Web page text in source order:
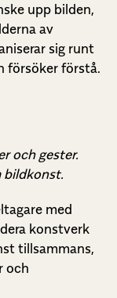
upp bilden,
av
sig runt
försöker förstå.
och gester.
bildkonst.
med
konstverk
tillsammans,
och